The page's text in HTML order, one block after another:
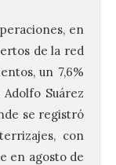
en
de la red
un 7,6%
Suárez
se registró
con
en agosto de